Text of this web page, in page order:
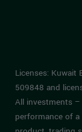
Licenses: Kuwait
509848 and
All investments –
performance of